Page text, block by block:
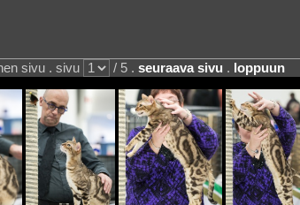
sivu . sivu / 5 . seuraava sivu . loppuun